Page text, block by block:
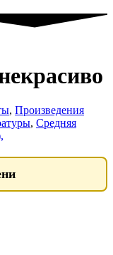
, Произведения
, Средняя